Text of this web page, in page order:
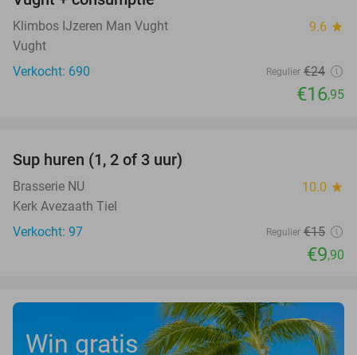
Klimbos IJzeren Man Vught 9.6 star
Vught
Verkocht: 690
Regulier €24
€16,95
Sup huren (1, 2 of 3 uur)
Brasserie NU 10.0 star
Kerk Avezaath Tiel
Verkocht: 97
Regulier €15
€9,90
Win gratis